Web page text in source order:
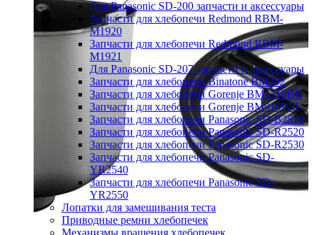
Для Panasonic SD-200 запчасти и аксессуары
Запчасти для хлебопечи Redmond RBM-
M1920
Запчасти для хлебопечи Redmond RBM-
M1921
Для Panasonic SD-207 запчасти и аксессуары
Запчасти для хлебопечи Binatone BM202
Запчасти для хлебопечи Gorenje BM1210BK
Запчасти для хлебопечи Gorenje BM910WII
Запчасти для хлебопечи Panasonic SD-B2510
Запчасти для хлебопечи Panasonic SD-R2520
Запчасти для хлебопечи Panasonic SD-R2530
Запчасти для хлебопечи Panasonic SD-
YR2540
Запчасти для хлебопечи Panasonic SD-
YR2550
Лопатки для замешивания теста
Приводные ремни хлебопечек
Механизмы вращения хлебопечек